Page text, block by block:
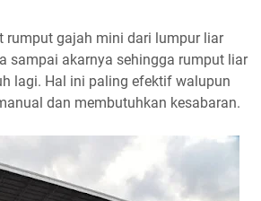
rumput gajah mini dari lumpur liar
sampai akarnya sehingga rumput liar
lagi. Hal ini paling efektif walupun
dan membutuhkan kesabaran.